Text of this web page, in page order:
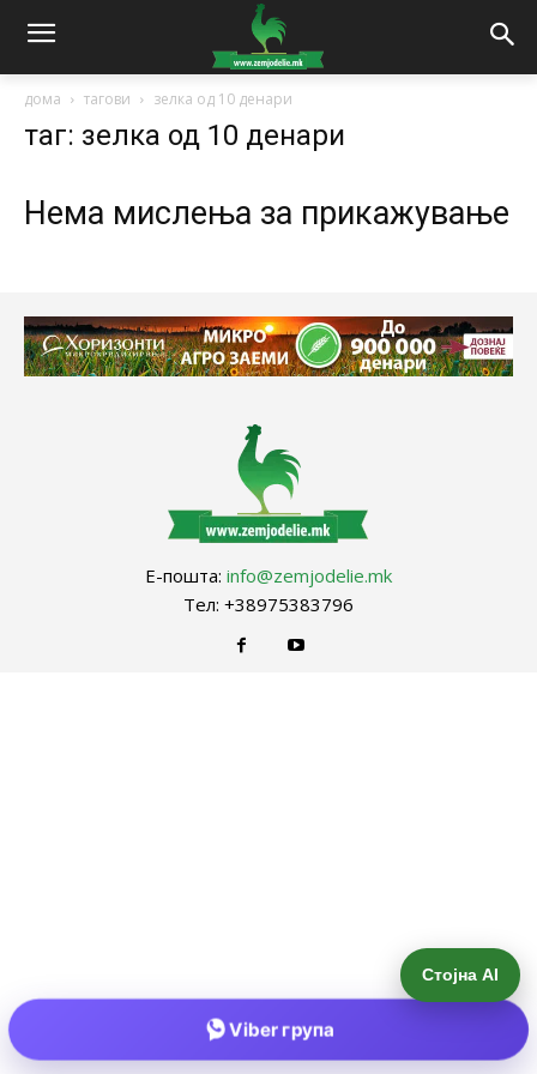
дома тагови зелка од 10 денари
таг: зелка од 10 денари
Нема мислења за прикажување
Е-пошта: info@zemjodelie.mk
Тел: +38975383796
Стојна AI
Viber група